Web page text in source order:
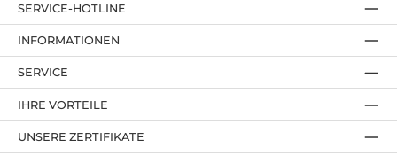
SERVICE-HOTLINE
IHRE VORTEILE
UNSERE ZERTIFIKATE
INFORMATIONEN
SERVICE